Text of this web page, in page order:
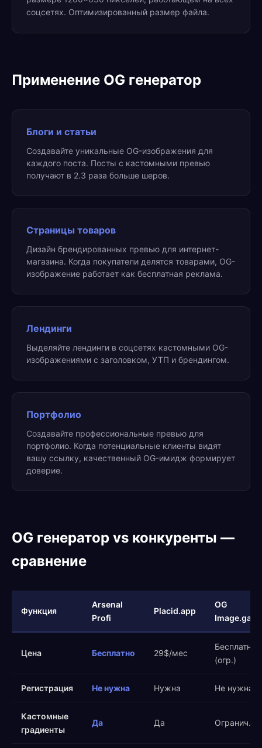
соцсетях. Оптимизированный размер файла.
Применение OG генератор
Блоги и статьи
Создавайте уникальные OG-изображения для
каждого поста. Посты с кастомными превью
получают в 2.3 раза больше шеров.
Страницы товаров
Дизайн брендированных превью для интернет-
магазина. Когда покупатели делятся товарами, OG-
изображение работает как бесплатная реклама.
Лендинги
Выделяйте лендинги в соцсетях кастомными OG-
изображениями с заголовком, УТП и брендингом.
Портфолио
Создавайте профессиональные превью для
портфолио. Когда потенциальные клиенты видят
вашу ссылку, качественный OG-имидж формирует
доверие.
OG генератор vs конкуренты —
сравнение
Функция
Arsenal
Profi
Placid.app
OG
Цена Бесплатно 29$/мес
Бесплатно
(огр.)
Регистрация Не нужна Нужна Не нужна
Кастомные
градиенты
Да Да Огранич.